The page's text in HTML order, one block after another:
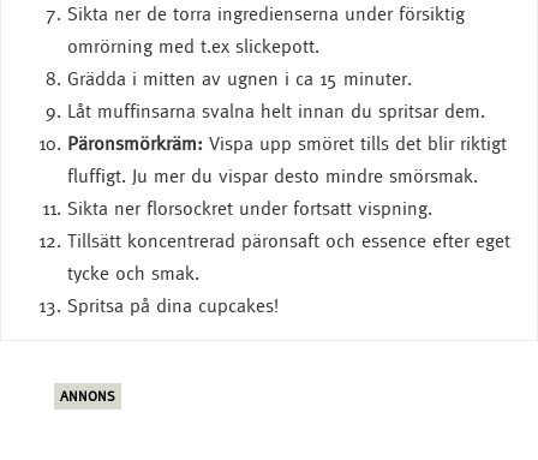
Sikta ner de torra ingredienserna under försiktig
omrörning med t.ex slickepott.
Grädda i mitten av ugnen i ca 15 minuter.
Låt muffinsarna svalna helt innan du spritsar dem.
Päronsmörkräm: Vispa upp smöret tills det blir riktigt
fluffigt. Ju mer du vispar desto mindre smörsmak.
Sikta ner florsockret under fortsatt vispning.
Tillsätt koncentrerad päronsaft och essence efter eget
tycke och smak.
Spritsa på dina cupcakes!
ANNONS